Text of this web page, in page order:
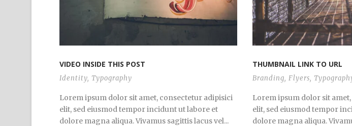
VIDEO INSIDE THIS POST
Identity, Typography
Lorem ipsum dolor sit amet, consectetur adipisici
elit, sed eiusmod tempor incidunt ut labore et
dolore magna aliqua. Vivamus sagittis lacus vel...
THUMBNAIL LINK TO URL
Branding, Flyers,
Lorem ipsum dolor sit
elit, sed eiusmod tempor
dolore magna aliqua.